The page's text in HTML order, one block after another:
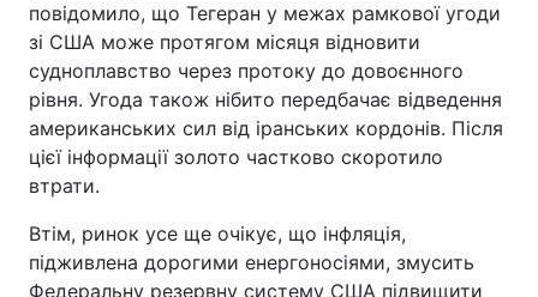
повідомило, що Тегеран у межах рамкової угоди
зі США може протягом місяця відновити
судноплавство через протоку до довоєнного
рівня. Угода також нібито передбачає відведення
американських сил від іранських кордонів. Після
цієї інформації золото частково скоротило
втрати.
Втім, ринок усе ще очікує, що інфляція,
підживлена дорогими енергоносіями, змусить
Федеральну резервну систему США підвищити